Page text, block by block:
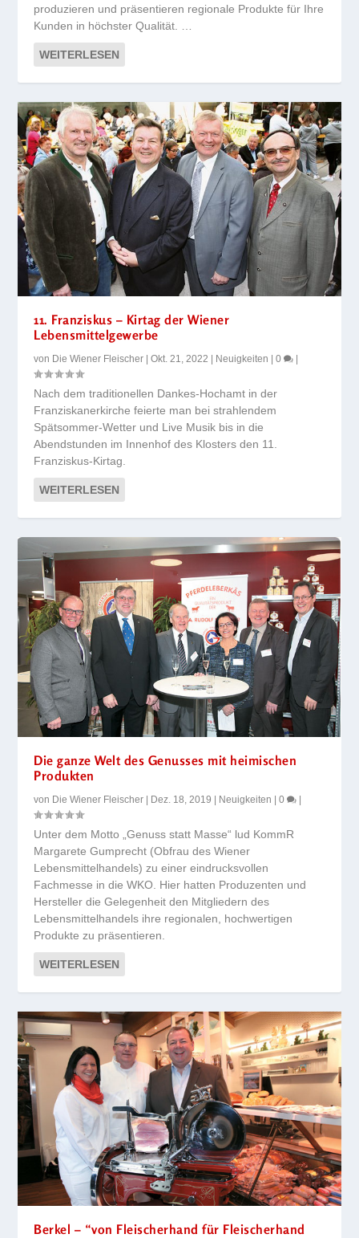
produzieren und präsentieren regionale Produkte für Ihre
Kunden in höchster Qualität. …
WEITERLESEN
11. Franziskus – Kirtag der Wiener
Lebensmittelgewerbe
von Die Wiener Fleischer |Okt. 21, 2022 Neuigkeiten |0
Nach dem traditionellen Dankes-Hochamt in der
Franziskanerkirche feierte man bei strahlendem
Spätsommer-Wetter und Live Musik bis in die
Abendstunden im Innenhof des Klosters den 11.
Franziskus-Kirtag.
WEITERLESEN
Die ganze Welt des Genusses mit heimischen
Produkten
von Die Wiener Fleischer Dez. 18, 2019 Neuigkeiten |0
Unter dem Motto „Genuss statt Masse“ lud KommR
Margarete Gumprecht (Obfrau des Wiener
Lebensmittelhandels) zu einer eindrucksvollen
Fachmesse in die WKO. Hier hatten Produzenten und
Hersteller die Gelegenheit den Mitgliedern des
Lebensmittelhandels ihre regionalen, hochwertigen
Produkte zu präsentieren.
WEITERLESEN
Berkel – “von Fleischerhand für Fleischerhand